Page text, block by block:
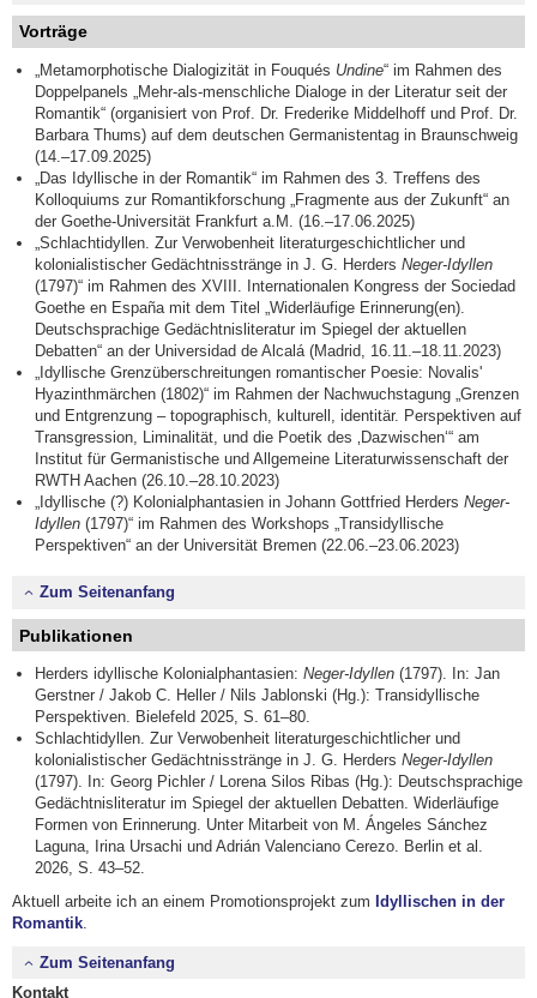
Vorträge
„Metamorphotische Dialogizität in Fouqués Undine“ im Rahmen des
Doppelpanels „Mehr-als-menschliche Dialoge in der Literatur seit der
Romantik“ (organisiert von Prof. Dr. Frederike Middelhoff und Prof. Dr.
Barbara Thums) auf dem deutschen Germanistentag in Braunschweig
(14.–17.09.2025)
„Das Idyllische in der Romantik“ im Rahmen des 3. Treffens des
Kolloquiums zur Romantikforschung „Fragmente aus der Zukunft“ an
der Goethe-Universität Frankfurt a.M. (16.–17.06.2025)
„Schlachtidyllen. Zur Verwobenheit literaturgeschichtlicher und
kolonialistischer Gedächtnisstränge in J. G. HerdersNeger-Idyllen
(1797)“ im Rahmen des XVIII. Internationalen Kongress der Sociedad
Goethe en España mit dem Titel „Widerläufige Erinnerung(en).
Deutschsprachige Gedächtnisliteratur im Spiegel der aktuellen
Debatten“ an der Universidad de Alcalá (Madrid, 16.11.–18.11.2023)
„Idyllische Grenzüberschreitungen romantischer Poesie: Novalis'
Hyazinthmärchen (1802)“ im Rahmen der Nachwuchstagung „Grenzen
und Entgrenzung – topographisch, kulturell, identitär. Perspektiven auf
Transgression, Liminalität, und die Poetik des ‚Dazwischen‘“ am
Institut für Germanistische und Allgemeine Literaturwissenschaft der
RWTH Aachen (26.10.–28.10.2023)
„Idyllische (?) Kolonialphantasien in Johann Gottfried HerdersNeger-
Idyllen (1797)“ im Rahmen des Workshops „Transidyllische
Perspektiven“ an der Universität Bremen (22.06.–23.06.2023)
Zum Seitenanfang
Publikationen
Herders idyllische Kolonialphantasien:Neger-Idyllen (1797). In: Jan
Gerstner / Jakob C. Heller / Nils Jablonski (Hg.): Transidyllische
Perspektiven. Bielefeld 2025, S. 61–80.
Schlachtidyllen. Zur Verwobenheit literaturgeschichtlicher und
kolonialistischer Gedächtnisstränge in J. G. HerdersNeger-Idyllen
(1797). In: Georg Pichler / Lorena Silos Ribas (Hg.): Deutschsprachige
Gedächtnisliteratur im Spiegel der aktuellen Debatten. Widerläufige
Formen von Erinnerung. Unter Mitarbeit von M. Ángeles Sánchez
Laguna, Irina Ursachi und Adrián Valenciano Cerezo. Berlin et al.
2026, S. 43–52.
Aktuell arbeite ich an einem Promotionsprojekt zum Idyllischen in der
Romantik.
Zum Seitenanfang
Kontakt